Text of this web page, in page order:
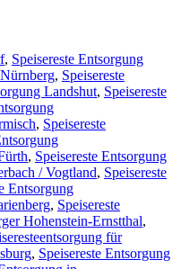
, Speisereste Entsorgung
, Speisereste
Landshut, Speisereste
, Speisereste
, Speisereste Entsorgung
/ Vogtland, Speisereste
Entsorgung
, Speisereste
Hohenstein-Ernstthal,
für
, Speisereste Entsorgung